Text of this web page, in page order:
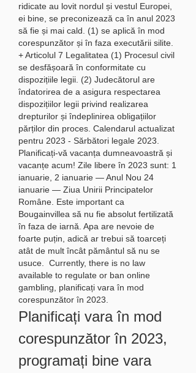
ridicate au lovit nordul și vestul Europei,
ei bine, se preconizează ca în anul 2023
să fie și mai cald. (1) se aplică în mod
corespunzător și în faza executării silite.
+ Articolul 7 Legalitatea (1) Procesul civil
se desfășoară în conformitate cu
dispozițiile legii. (2) Judecătorul are
îndatorirea de a asigura respectarea
dispozițiilor legii privind realizarea
drepturilor și îndeplinirea obligațiilor
părților din proces. Calendarul actualizat
pentru 2023 - Sărbători legale 2023.
Planificați-vă vacanța dumneavoastră și
vacanțe acum! Zile libere în 2023 sunt: 1
ianuarie, 2 ianuarie — Anul Nou 24
ianuarie — Ziua Unirii Principatelor
Române. Este important ca
Bougainvillea să nu fie absolut fertilizată
în faza de iarnă. Apa are nevoie de
foarte puțin, adică ar trebui să toarceți
atât de mult încât pământul să nu se
usuce.  Currently, there is no law
available to regulate or ban online
gambling, planificați vara în mod
corespunzător în 2023.
Planificați vara în mod
corespunzător în 2023,
programați bine vara